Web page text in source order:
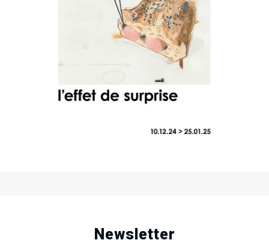
2024
Sat
Dans la galerie et le showroom
Newsletter